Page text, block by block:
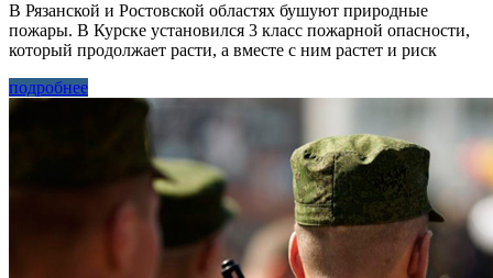
В Рязанской и Ростовской областях бушуют природные
пожары. В Курске установился 3 класс пожарной опасности,
который продолжает расти, а вместе с ним растет и риск
подробнее